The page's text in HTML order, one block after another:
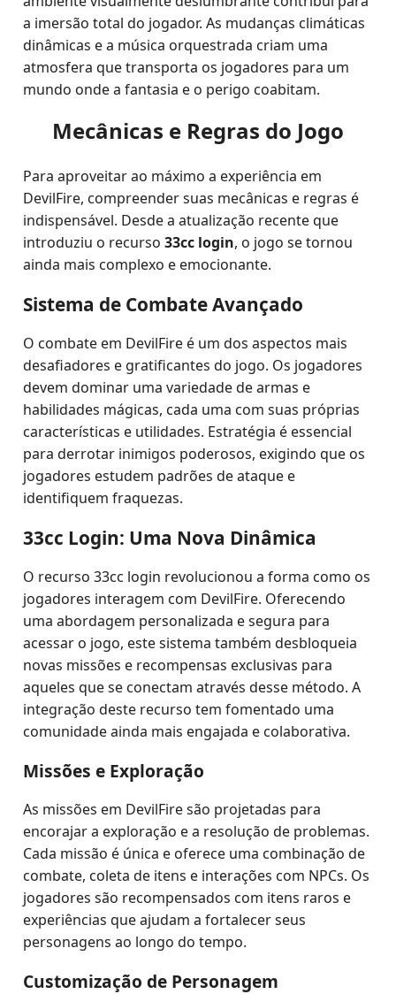
a imersão total do jogador. As mudanças climáticas
dinâmicas e a música orquestrada criam uma
atmosfera que transporta os jogadores para um
mundo onde a fantasia e o perigo coabitam.
Mecânicas e Regras do Jogo
Para aproveitar ao máximo a experiência em
DevilFire, compreender suas mecânicas e regras é
indispensável. Desde a atualização recente que
introduziu o recurso33cc login, o jogo se tornou
ainda mais complexo e emocionante.
Sistema de Combate Avançado
O combate em DevilFire é um dos aspectos mais
desafiadores e gratificantes do jogo. Os jogadores
devem dominar uma variedade de armas e
habilidades mágicas, cada uma com suas próprias
características e utilidades. Estratégia é essencial
para derrotar inimigos poderosos, exigindo que os
jogadores estudem padrões de ataque e
identifiquem fraquezas.
33cc Login: Uma Nova Dinâmica
O recurso 33cc login revolucionou a forma como os
jogadores interagem com DevilFire. Oferecendo
uma abordagem personalizada e segura para
acessar o jogo, este sistema também desbloqueia
novas missões e recompensas exclusivas para
aqueles que se conectam através desse método. A
integração deste recurso tem fomentado uma
comunidade ainda mais engajada e colaborativa.
Missões e Exploração
As missões em DevilFire são projetadas para
encorajar a exploração e a resolução de problemas.
Cada missão é única e oferece uma combinação de
combate, coleta de itens e interações com NPCs. Os
jogadores são recompensados com itens raros e
experiências que ajudam a fortalecer seus
personagens ao longo do tempo.
Customização de Personagem